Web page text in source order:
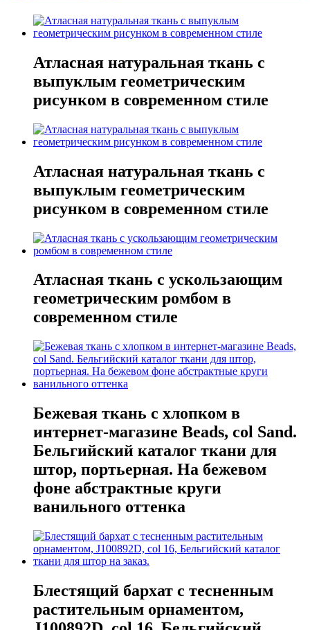
Атласная натуральная ткань с
выпуклым геометрическим
рисунком в современном стиле
Атласная натуральная ткань с
выпуклым геометрическим
рисунком в современном стиле
Атласная ткань с ускользающим
геометрическим ромбом в
современном стиле
Бежевая ткань с хлопком в
интернет-магазине Beads, col Sand.
Бельгийский каталог ткани для
штор, портьерная. На бежевом
фоне абстрактные круги
ванильного оттенка
Блестящий бархат с тесненным
растительным орнаментом,